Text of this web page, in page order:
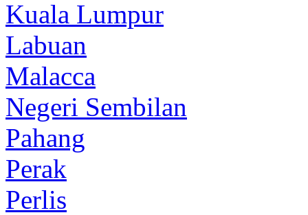
Kuala Lumpur
Labuan
Malacca
Negeri Sembilan
Pahang
Perak
Perlis